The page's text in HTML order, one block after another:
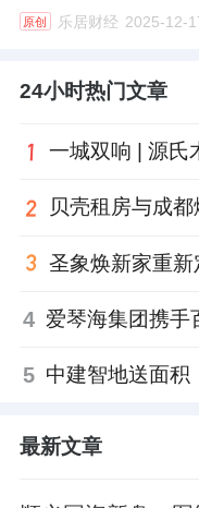
得54.16万元，并
责任编辑：公司观
来源：新浪财经
原创 乐居财经 2025-12-
24小时热门文章
4
5 中建智地送面积
最新文章